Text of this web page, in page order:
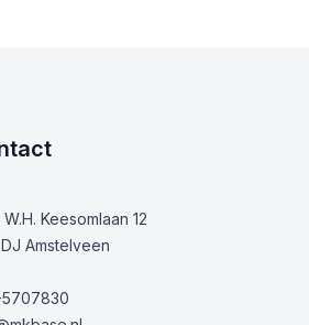
Keesomlaan 12
DJ Amstelveen